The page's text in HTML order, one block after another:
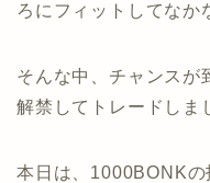
ろにフィットしてなか
そんな中、チャンスが
解禁してトレードしま
本日は、1000BONK